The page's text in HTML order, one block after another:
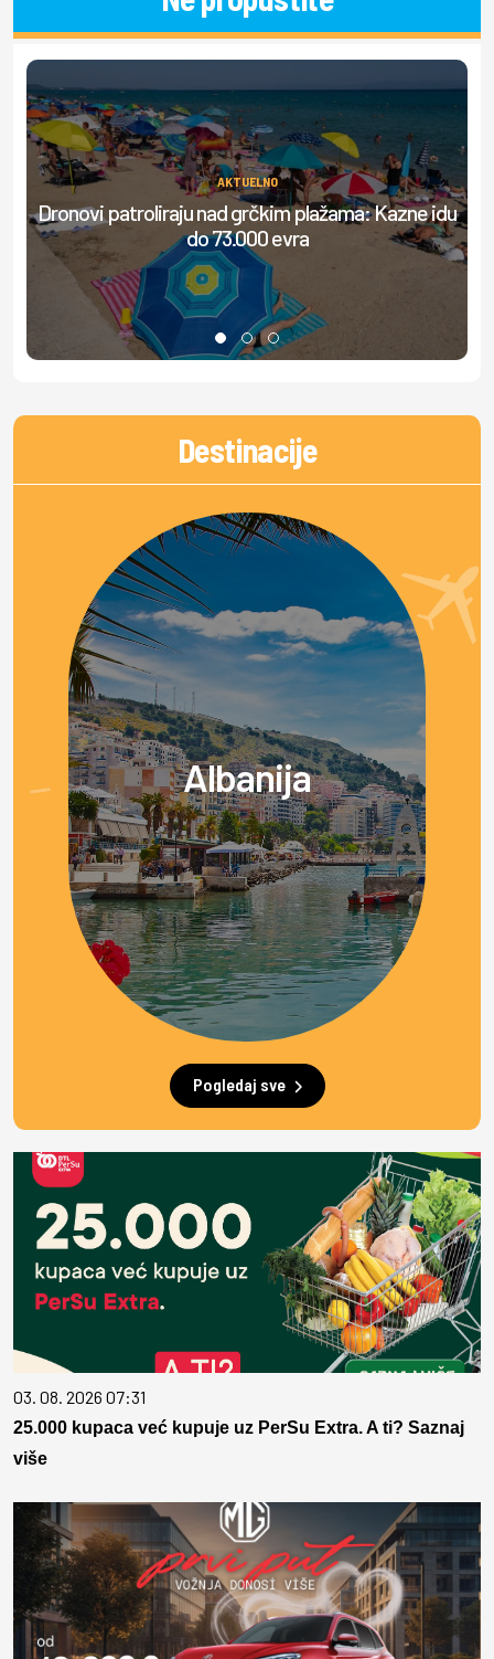
AKTUELNO
Dronovi patroliraju nad grčkim plažama: Kazne idu
do 73.000 evra
Destinacije
Albanija
Pogledaj sve
03. 08. 2026 07:31
25.000 kupaca već kupuje uz PerSu Extra. A ti? Saznaj
više